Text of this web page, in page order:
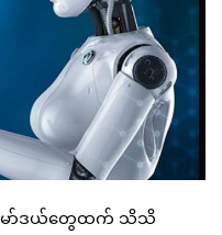
မော်ဒယ်တွေထက် သိသိ